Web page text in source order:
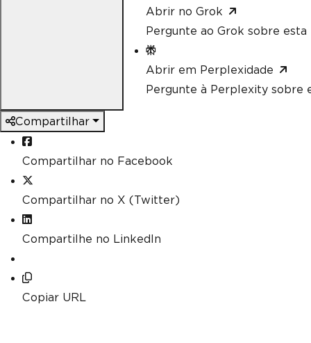
Abrir no Grok
Pergunte ao Grok sobre esta
Abrir em Perplexidade
Pergunte à Perplexity sobre
Compartilhar
Compartilhar no Facebook
Compartilhar no X (Twitter)
Compartilhe no LinkedIn
Copiar URL